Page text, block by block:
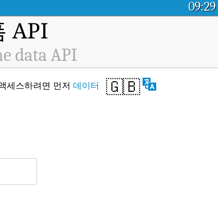
09:29
API
data API
🇬🇧
세스하려면 먼저 데이터